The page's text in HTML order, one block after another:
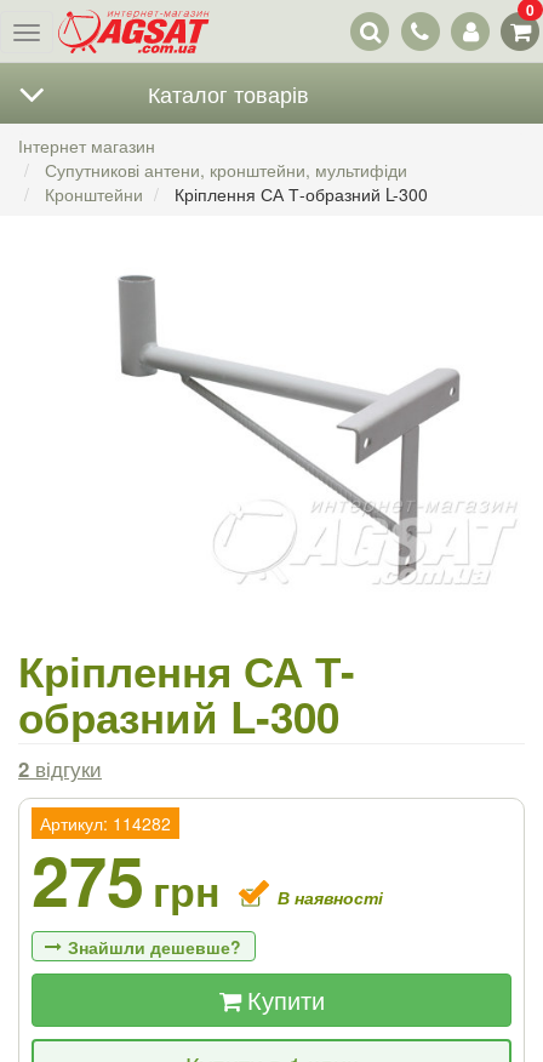
Меню
Наші
контакти
0
Каталог товарів
Інтернет магазин
Супутникові антени, кронштейни, мультифіди
Кронштейни
Кріплення СА Т-образний L-300
Кріплення СА Т-
образний L-300
2 відгуки
Артикул: 114282
275 грн В наявності
Знайшли дешевше?
Якщо Ви знайдете товар дешевше - ми
Купити